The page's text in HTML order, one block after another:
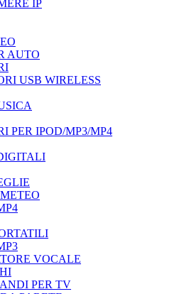
IP
AUTO
USB WIRELESS
PER IPOD/MP3/MP4
VOCALE
PER TV